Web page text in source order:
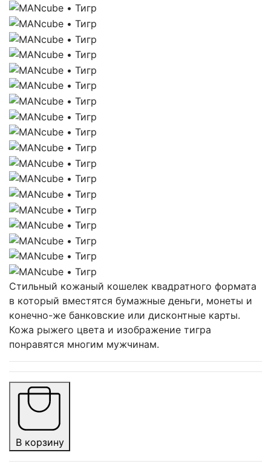
Стильный кожаный кошелек квадратного формата
в который вместятся бумажные деньги, монеты и
конечно-же банковские или дисконтные карты.
Кожа рыжего цвета и изображение тигра
понравятся многим мужчинам.
В корзину